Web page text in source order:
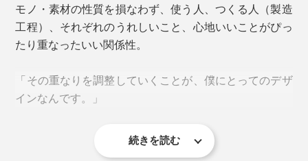
い、もっと身軽でいたい、そんな時はお財布の“スニー
カー”、PVCのコンビニエンスウォレットが最適！
伴う負担を分散。
モノ・素材の性質を損なわず、使う人、つくる人（製造
工程）、それぞれのうれしいこと、心地いいことがぴっ
たり重なったいい関係性。
「その重なりを調整していくことが、僕にとってのデザ
インなんです。」
そう語る『sugata』のデザイナー・染谷昌宏さんのもの
続きを読む